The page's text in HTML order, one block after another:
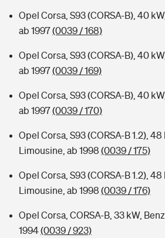
Opel Corsa, S93 (CORSA-B), 40
ab 1997(0039 / 168)
Opel Corsa, S93 (CORSA-B), 40
ab 1997(0039 / 169)
Opel Corsa, S93 (CORSA-B), 40
ab 1997(0039 / 170)
Opel Corsa, S93 (CORSA-B 1.2), 48
Limousine, ab 1998 (0039 / 175)
Opel Corsa, S93 (CORSA-B 1.2), 48
Limousine, ab 1998 (0039 / 176)
Opel Corsa, CORSA-B, 33 kW,
1994(0039 / 923)